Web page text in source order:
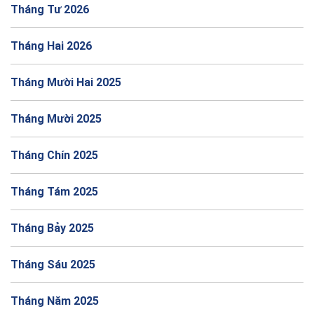
Tháng Tư 2026
Tháng Hai 2026
Tháng Mười Hai 2025
Tháng Mười 2025
Tháng Chín 2025
Tháng Tám 2025
Tháng Bảy 2025
Tháng Sáu 2025
Tháng Năm 2025